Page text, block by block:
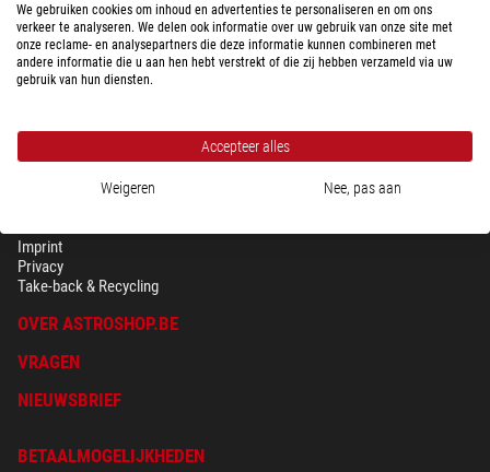
Imprint
Privacy
Take-back & Recycling
OVER ASTROSHOP.BE
VRAGEN
NIEUWSBRIEF
BETAALMOGELIJKHEDEN
We gebruiken cookies om inhoud en advertenties te personaliseren en om ons
verkeer te analyseren. We delen ook informatie over uw gebruik van onze site met
onze reclame- en analysepartners die deze informatie kunnen combineren met
andere informatie die u aan hen hebt verstrekt of die zij hebben verzameld via uw
gebruik van hun diensten.
Accepteer alles
Weigeren Nee, pas aan